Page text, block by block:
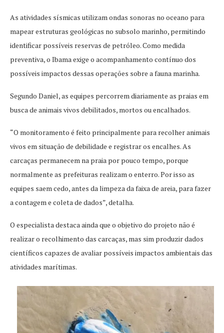
As atividades sísmicas utilizam ondas sonoras no oceano para
mapear estruturas geológicas no subsolo marinho, permitindo
identificar possíveis reservas de petróleo. Como medida
preventiva, o Ibama exige o acompanhamento contínuo dos
possíveis impactos dessas operações sobre a fauna marinha.
Segundo Daniel, as equipes percorrem diariamente as praias em
busca de animais vivos debilitados, mortos ou encalhados.
“O monitoramento é feito principalmente para recolher animais
vivos em situação de debilidade e registrar os encalhes. As
carcaças permanecem na praia por pouco tempo, porque
normalmente as prefeituras realizam o enterro. Por isso as
equipes saem cedo, antes da limpeza da faixa de areia, para fazer
a contagem e coleta de dados”, detalha.
O especialista destaca ainda que o objetivo do projeto não é
realizar o recolhimento das carcaças, mas sim produzir dados
científicos capazes de avaliar possíveis impactos ambientais das
atividades marítimas.